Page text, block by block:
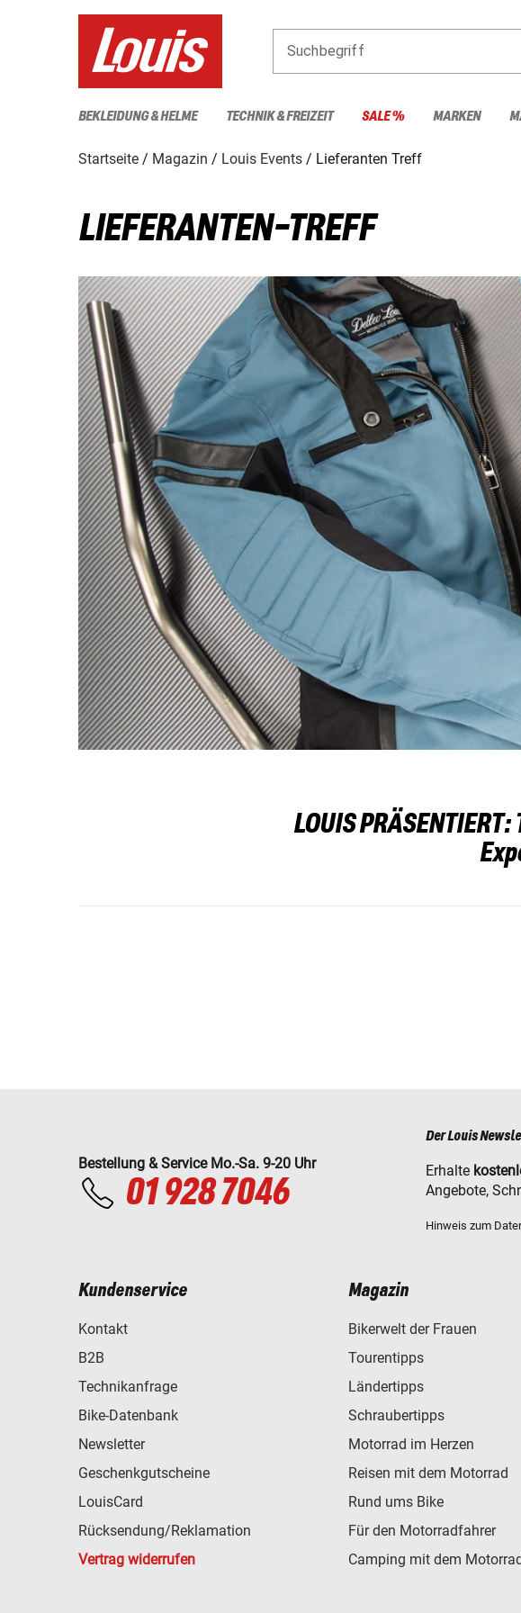
Suchbegriff
BEKLEIDUNG & HELME TECHNIK & FREIZEIT SALE % MARKEN
Startseite Magazin Louis Events Lieferanten Treff
LIEFERANTEN-TREFF
LOUIS
Bestellung & Service Mo.-Sa. 9-20 Uhr
01 928 7046
Der Louis
Erhalte
Angebote,
Hinweis zum
Kundenservice
Kontakt
B2B
Technikanfrage
Bike-Datenbank
Newsletter
Geschenkgutscheine
LouisCard
Rücksendung/Reklamation
Vertrag widerrufen
Magazin
Bikerwelt der Frauen
Tourentipps
Ländertipps
Schraubertipps
Motorrad im Herzen
Reisen mit dem Motorrad
Rund ums Bike
Für den Motorradfahrer
Camping mit dem Motorrad